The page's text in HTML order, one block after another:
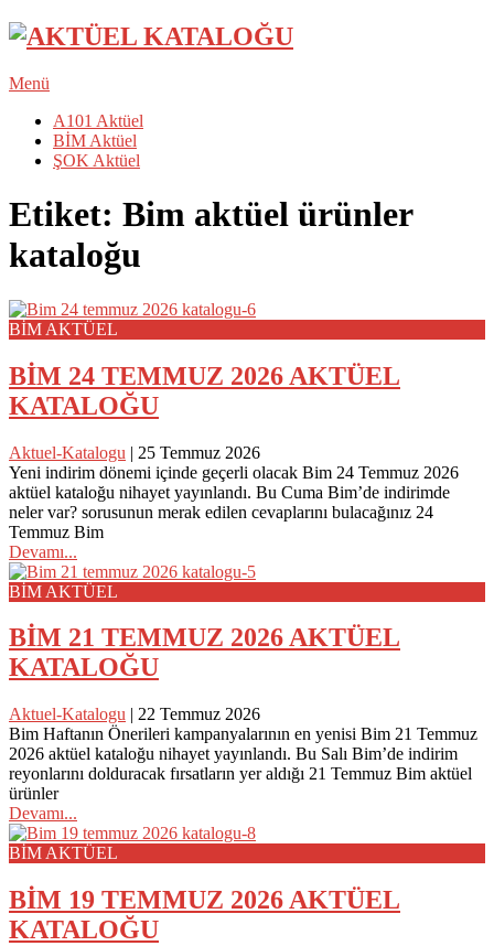
Menü
A101 Aktüel
BİM Aktüel
ŞOK Aktüel
Etiket: Bim aktüel ürünler
kataloğu
BİM AKTÜEL
BİM 24 TEMMUZ 2026 AKTÜEL
KATALOĞU
Aktuel-Katalogu | 25 Temmuz 2026
Yeni indirim dönemi içinde geçerli olacak Bim 24 Temmuz 2026
aktüel kataloğu nihayet yayınlandı. Bu Cuma Bim’de indirimde
neler var? sorusunun merak edilen cevaplarını bulacağınız 24
Temmuz Bim
Devamı...
BİM AKTÜEL
BİM 21 TEMMUZ 2026 AKTÜEL
KATALOĞU
Aktuel-Katalogu | 22 Temmuz 2026
Bim Haftanın Önerileri kampanyalarının en yenisi Bim 21 Temmuz
2026 aktüel kataloğu nihayet yayınlandı. Bu Salı Bim’de indirim
reyonlarını dolduracak fırsatların yer aldığı 21 Temmuz Bim aktüel
ürünler
Devamı...
BİM AKTÜEL
BİM 19 TEMMUZ 2026 AKTÜEL
KATALOĞU